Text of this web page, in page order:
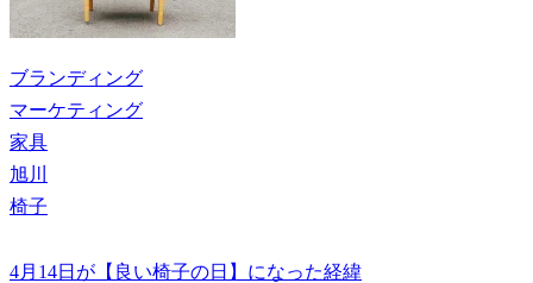
ブランディング
マーケティング
家具
旭川
椅子
4月14日が【良い椅子の日】になった経緯